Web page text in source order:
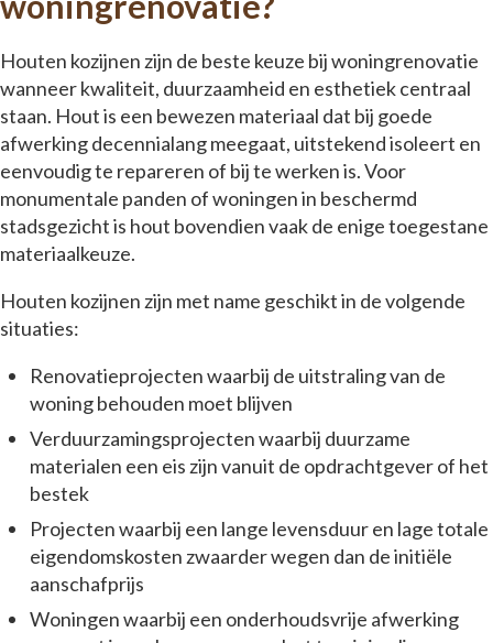
Houten kozijnen zijn de beste keuze bij woningrenovatie
wanneer kwaliteit, duurzaamheid en esthetiek centraal
staan. Hout is een bewezen materiaal dat bij goede
afwerking decennialang meegaat, uitstekend isoleert en
eenvoudig te repareren of bij te werken is. Voor
monumentale panden of woningen in beschermd
stadsgezicht is hout bovendien vaak de enige toegestane
materiaalkeuze.
Houten kozijnen zijn met name geschikt in de volgende
situaties:
Renovatieprojecten waarbij de uitstraling van de
woning behouden moet blijven
Verduurzamingsprojecten waarbij duurzame
materialen een eis zijn vanuit de opdrachtgever of het
bestek
Projecten waarbij een lange levensduur en lage totale
eigendomskosten zwaarder wegen dan de initiële
aanschafprijs
Woningen waarbij een onderhoudsvrije afwerking